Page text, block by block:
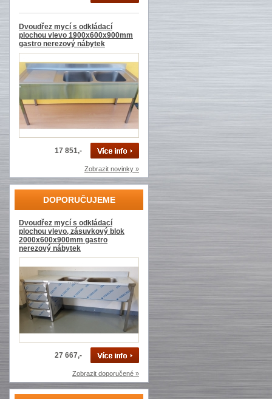
Dvoudřez mycí s odkládací
plochou vlevo 1900x600x900mm
gastro nerezový nábytek
17 851,-
Zobrazit novinky »
DOPORUČUJEME
Dvoudřez mycí s odkládací
plochou vlevo, zásuvkový blok
2000x600x900mm gastro
nerezový nábytek
27 667,-
Zobrazit doporučené »